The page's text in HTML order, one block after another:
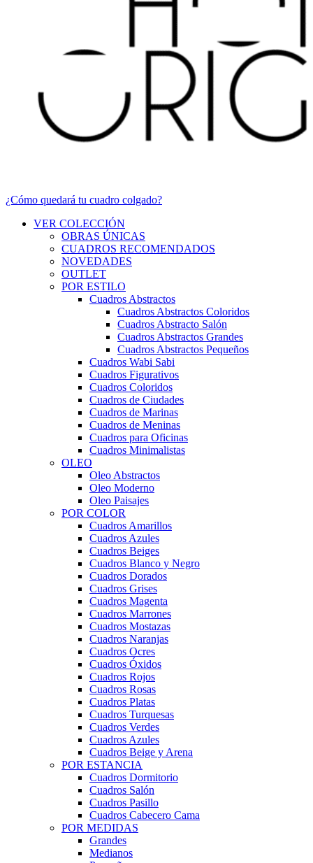
¿Cómo quedará tu cuadro colgado?
VER COLECCIÓN
OBRAS ÚNICAS
CUADROS RECOMENDADOS
NOVEDADES
OUTLET
POR ESTILO
Cuadros Abstractos
Cuadros Abstractos Coloridos
Cuadros Abstracto Salón
Cuadros Abstractos Grandes
Cuadros Abstractos Pequeños
Cuadros Wabi Sabi
Cuadros Figurativos
Cuadros Coloridos
Cuadros de Ciudades
Cuadros de Marinas
Cuadros de Meninas
Cuadros para Oficinas
Cuadros Minimalistas
OLEO
Oleo Abstractos
Oleo Moderno
Oleo Paisajes
POR COLOR
Cuadros Amarillos
Cuadros Azules
Cuadros Beiges
Cuadros Blanco y Negro
Cuadros Dorados
Cuadros Grises
Cuadros Magenta
Cuadros Marrones
Cuadros Mostazas
Cuadros Naranjas
Cuadros Ocres
Cuadros Óxidos
Cuadros Rojos
Cuadros Rosas
Cuadros Platas
Cuadros Turquesas
Cuadros Verdes
Cuadros Azules
Cuadros Beige y Arena
POR ESTANCIA
Cuadros Dormitorio
Cuadros Salón
Cuadros Pasillo
Cuadros Cabecero Cama
POR MEDIDAS
Grandes
Medianos